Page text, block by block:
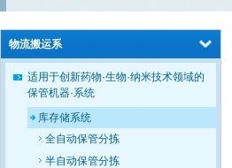
物流搬运系
适用于创新药物·生物·纳米技术领域的
保管机器·系统
库存储系统
全自动保管分拣
半自动保管分拣